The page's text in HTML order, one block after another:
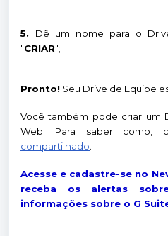
5. Dê um nome para o
"CRIAR";
Pronto! Seu Drive de Equipe
Você também pode criar um
Web. Para saber como,
compartilhado.
Acesse e cadastre-se no
receba os alertas
informações sobre o G